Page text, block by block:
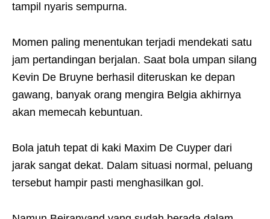
tampil nyaris sempurna.
Momen paling menentukan terjadi mendekati satu
jam pertandingan berjalan. Saat bola umpan silang
Kevin De Bruyne berhasil diteruskan ke depan
gawang, banyak orang mengira Belgia akhirnya
akan memecah kebuntuan.
Bola jatuh tepat di kaki Maxim De Cuyper dari
jarak sangat dekat. Dalam situasi normal, peluang
tersebut hampir pasti menghasilkan gol.